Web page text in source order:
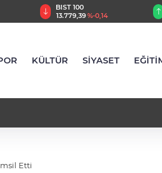
USD
47,6973%0,16
KÜLTÜR SİYASET
Etti